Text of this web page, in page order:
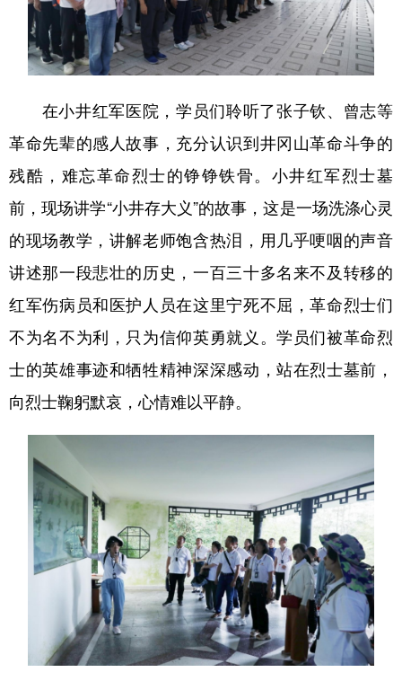
在小井红军医院，学员们聆听了张子钦、曾志等
革命先辈的感人故事，充分认识到井冈山革命斗争的
残酷，难忘革命烈士的铮铮铁骨。小井红军烈士墓
前，现场讲学“小井存大义”的故事，这是一场洗涤心灵
的现场教学，讲解老师饱含热泪，用几乎哽咽的声音
讲述那一段悲壮的历史，一百三十多名来不及转移的
红军伤病员和医护人员在这里宁死不屈，革命烈士们
不为名不为利，只为信仰英勇就义。学员们被革命烈
士的英雄事迹和牺牲精神深深感动，站在烈士墓前，
向烈士鞠躬默哀，心情难以平静。